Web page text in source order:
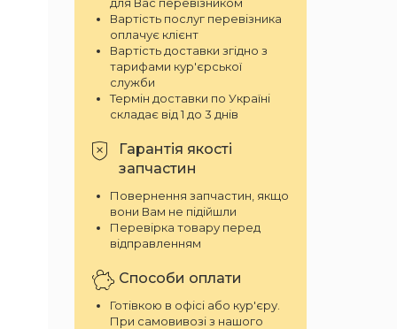
Вартість послуг перевізника
оплачує клієнт
Вартість доставки згідно з
тарифами кур'єрської
служби
Термін доставки по Україні
складає від 1 до 3 днів
Гарантія якості
запчастин
Повернення запчастин, якщо
вони Вам не підійшли
Перевірка товару перед
відправленням
Способи оплати
Готівкою в офісі або кур'єру.
При самовивозі з нашого